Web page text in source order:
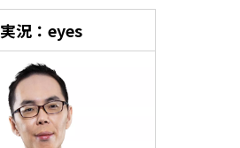
実況：eyes